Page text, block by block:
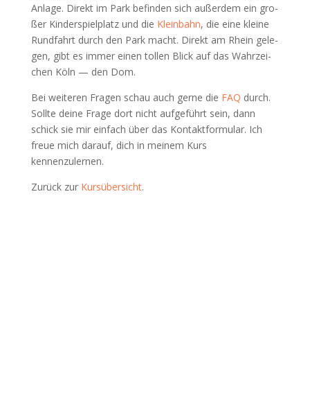
Anla­ge. Direkt im Park befin­den sich außer­dem ein gro­
ßer Kin­der­spiel­platz und die Klein­bahn, die eine klei­ne
Rund­fahrt durch den Park macht. Direkt am Rhein gele­
gen, gibt es immer einen tol­len Blick auf das Wahr­zei­
chen Köln — den Dom.
Bei wei­te­ren Fra­gen schau auch ger­ne die FAQ durch.
Soll­te dei­ne Fra­ge dort nicht auf­ge­führt sein, dann
schick sie mir ein­fach über das Kon­takt­for­mu­lar. Ich
freue mich dar­auf, dich in mei­nem Kurs
kennenzulernen.
Zurück zur Kurs­über­sicht.